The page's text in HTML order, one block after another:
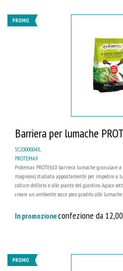
PROMO
Barriera per lumache
5C20000048
PROTEMAX
Protemax PROTE610 barriera lumache granulare
magnesio) studiata appositamente per impedire a
colture dell'orto e alle piante del giardino. Agisce
creare un ambiente secco poco gradito alle lumache
In promozioneconfezione da
PROMO